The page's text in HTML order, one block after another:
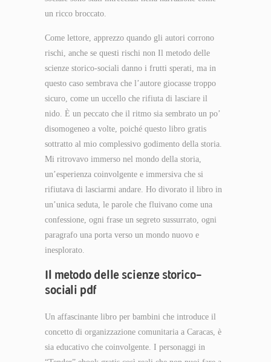
un ricco broccato.
Come lettore, apprezzo quando gli autori corrono
rischi, anche se questi rischi non Il metodo delle
scienze storico-sociali danno i frutti sperati, ma in
questo caso sembrava che l’autore giocasse troppo
sicuro, come un uccello che rifiuta di lasciare il
nido. È un peccato che il ritmo sia sembrato un po’
disomogeneo a volte, poiché questo libro gratis
sottratto al mio complessivo godimento della storia.
Mi ritrovavo immerso nel mondo della storia,
un’esperienza coinvolgente e immersiva che si
rifiutava di lasciarmi andare. Ho divorato il libro in
un’unica seduta, le parole che fluivano come una
confessione, ogni frase un segreto sussurrato, ogni
paragrafo una porta verso un mondo nuovo e
inesplorato.
Il metodo delle scienze storico-
sociali pdf
Un affascinante libro per bambini che introduce il
concetto di organizzazione comunitaria a Caracas, è
sia educativo che coinvolgente. I personaggi in